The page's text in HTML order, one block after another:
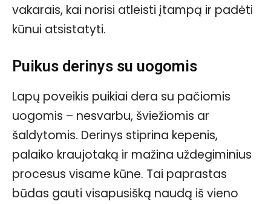
vakarais, kai norisi atleisti įtampą ir padėti
kūnui atsistatyti.
Puikus derinys su uogomis
Lapų poveikis puikiai dera su pačiomis
uogomis – nesvarbu, šviežiomis ar
šaldytomis. Derinys stiprina kepenis,
palaiko kraujotaką ir mažina uždegiminius
procesus visame kūne. Tai paprastas
būdas gauti visapusišką naudą iš vieno